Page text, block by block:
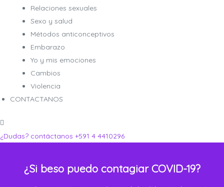
Relaciones sexuales
Sexo y salud
Métodos anticonceptivos
Embarazo
Yo y mis emociones
Cambios
Violencia
CONTACTANOS
¿Dudas? contáctanos +591 4 4410296
¿Si beso puedo contagiar COVID-19?